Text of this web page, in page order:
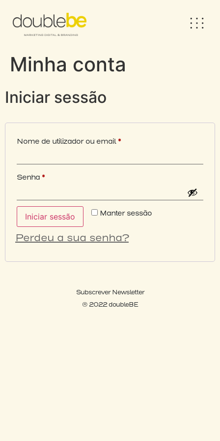
Minha conta
Iniciar sessão
Nome de utilizador ou email *
Senha *
Manter sessão
Iniciar sessão
Perdeu a sua senha?
Subscrever Newsletter
® 2022 doubleBE